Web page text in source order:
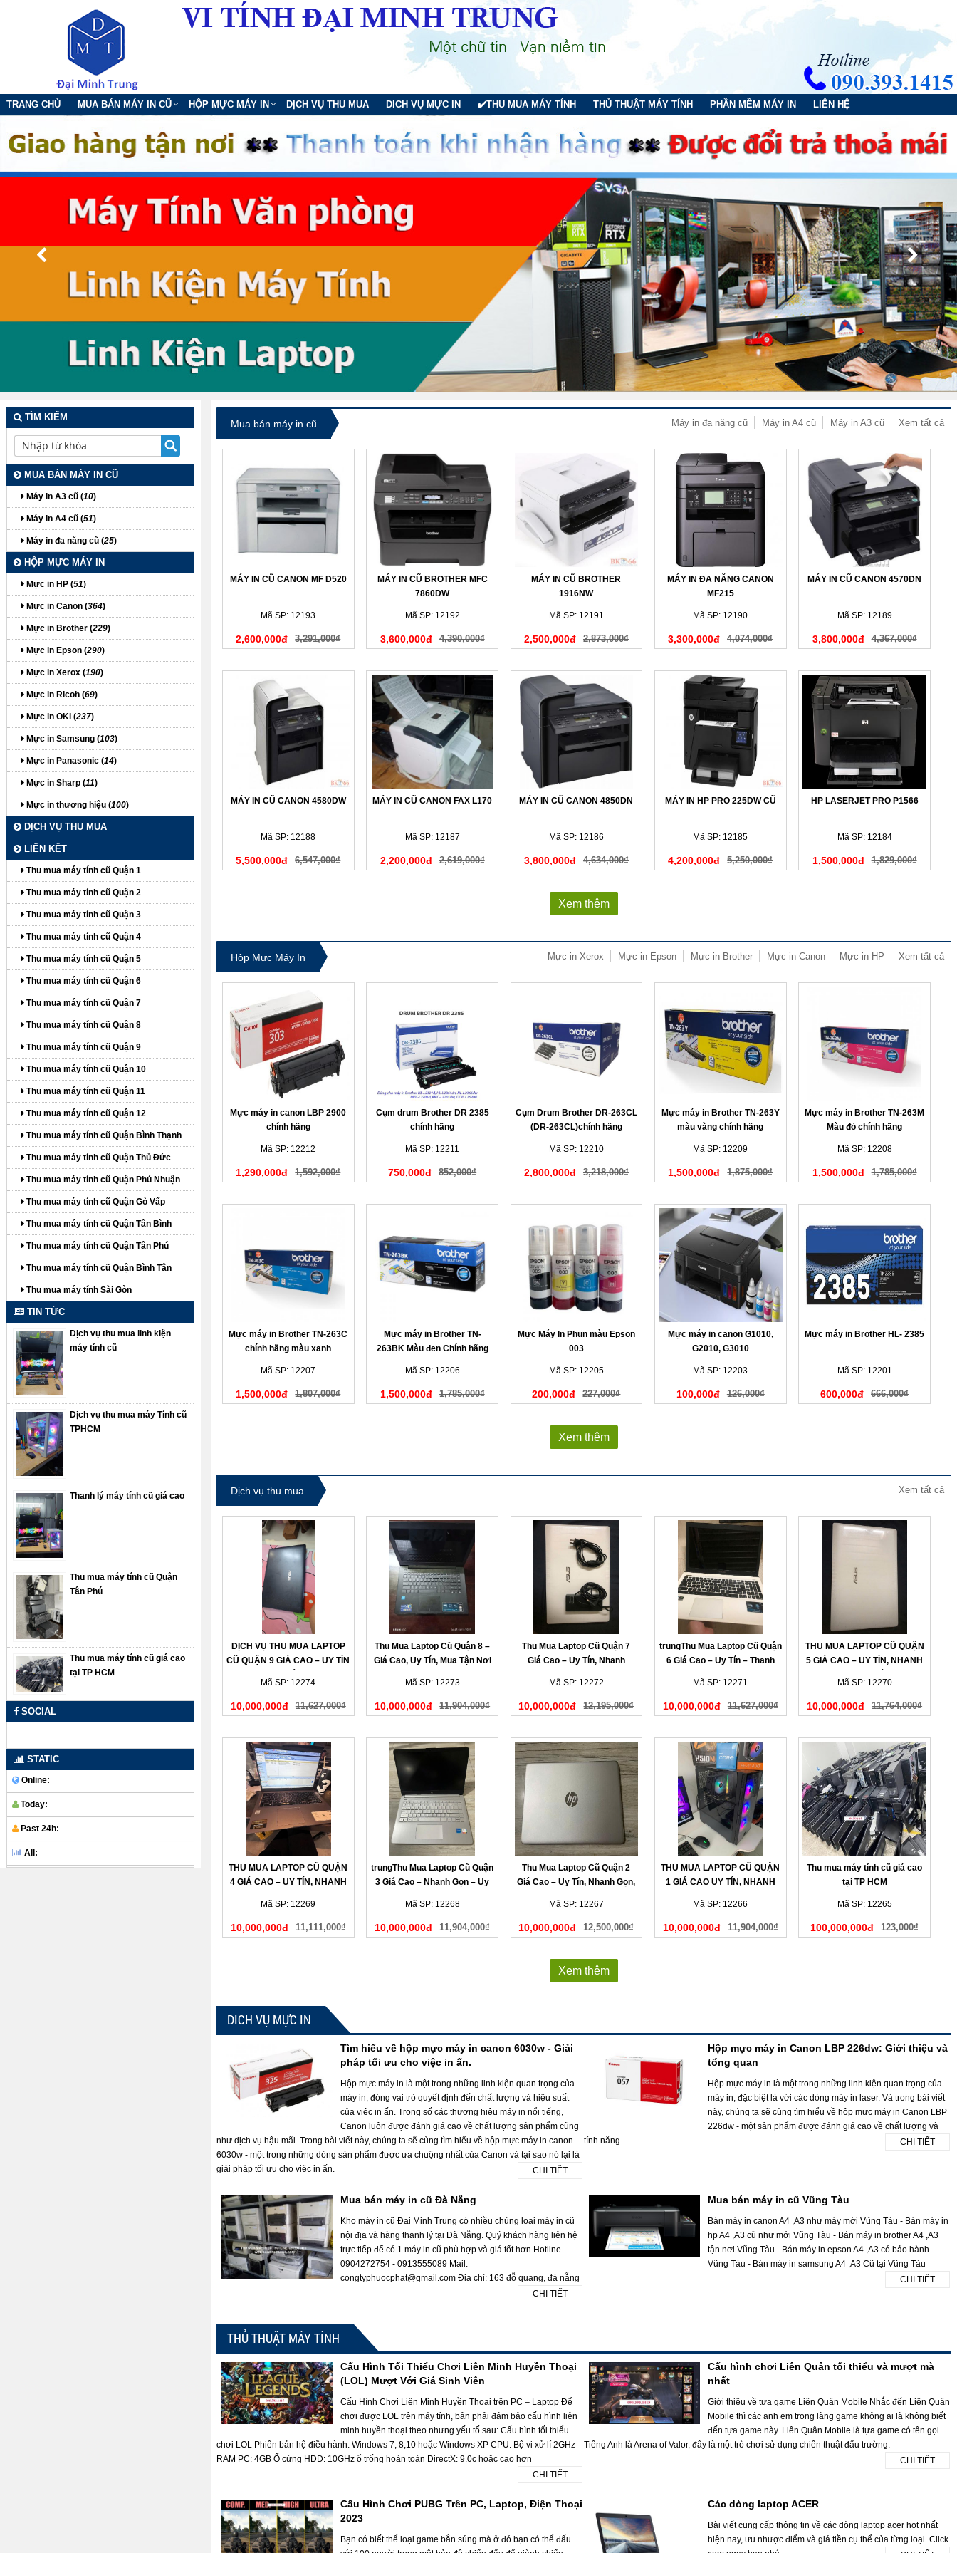
TRANG CHỦ MUA BÁN MÁY IN CŨ HỘP MỰC MÁY IN DỊCH VỤ THU MUA DICH VỤ MỰC IN ✔️THU MUA MÁY TÍNH THỦ THUẬT MÁY TÍNH PHẦN MỀM MÁY IN LIÊN HỆ
Mua bán máy in cũ Xem tất cả
Máy in A3 cũ
Máy in A4 cũ
Máy in đa năng cũ
MÁY IN CŨ CANON MF D520
Mã SP: 12193
2,600,000đ 3,291,000₫
MÁY IN CŨ BROTHER MFC
7860DW
Mã SP: 12192
3,600,000đ 4,390,000₫
MÁY IN CŨ BROTHER
1916NW
Mã SP: 12191
2,500,000đ 2,873,000₫
MÁY IN ĐA NĂNG CANON
MF215
Mã SP: 12190
3,300,000đ 4,074,000₫
MÁY IN CŨ CANON 4570DN
Mã SP: 12189
3,800,000đ 4,367,000₫
MÁY IN CŨ CANON 4580DW
Mã SP: 12188
5,500,000đ 6,547,000₫
MÁY IN CŨ CANON FAX L170
Mã SP: 12187
2,200,000đ 2,619,000₫
MÁY IN CŨ CANON 4850DN
Mã SP: 12186
3,800,000đ 4,634,000₫
MÁY IN HP PRO 225DW CŨ
Mã SP: 12185
4,200,000đ 5,250,000₫
HP LASERJET PRO P1566
Mã SP: 12184
1,500,000đ 1,829,000₫
Xem thêm
Hộp Mực Máy In Xem tất cả
Mực in HP
Mực in Canon
Mực in Brother
Mực in Epson
Mực in Xerox
Mực máy in canon LBP 2900
chính hãng
Mã SP: 12212
1,290,000đ 1,592,000₫
Cụm drum Brother DR 2385
chính hãng
Mã SP: 12211
750,000đ 852,000₫
Cụm Drum Brother DR-263CL
(DR-263CL)chính hãng
Mã SP: 12210
2,800,000đ 3,218,000₫
Mực máy in Brother TN-263Y
màu vàng chính hãng
Mã SP: 12209
1,500,000đ 1,875,000₫
Mực máy in Brother TN-263M
Màu đỏ chính hãng
Mã SP: 12208
1,500,000đ 1,785,000₫
Mực máy in Brother TN-263C
chính hãng màu xanh
Mã SP: 12207
1,500,000đ 1,807,000₫
Mực máy in Brother TN-
263BK Màu đen Chính hãng
Mã SP: 12206
1,500,000đ 1,785,000₫
Mực Máy In Phun màu Epson
003
Mã SP: 12205
200,000đ 227,000₫
Mực máy in canon G1010,
G2010, G3010
Mã SP: 12203
100,000đ 126,000₫
Mực máy in Brother HL- 2385
Mã SP: 12201
600,000đ 666,000₫
Xem thêm
Dịch vụ thu mua Xem tất cả
DỊCH VỤ THU MUA LAPTOP
CŨ QUẬN 9 GIÁ CAO – UY TÍN
Mã SP: 12274
10,000,000đ 11,627,000₫
Thu Mua Laptop Cũ Quận 8 –
Giá Cao, Uy Tín, Mua Tận Nơi
Mã SP: 12273
10,000,000đ 11,904,000₫
Thu Mua Laptop Cũ Quận 7
Giá Cao – Uy Tín, Nhanh
Mã SP: 12272
10,000,000đ 12,195,000₫
trungThu Mua Laptop Cũ Quận
6 Giá Cao – Uy Tín – Thanh
Mã SP: 12271
10,000,000đ 11,627,000₫
THU MUA LAPTOP CŨ QUẬN
5 GIÁ CAO – UY TÍN, NHANH
Mã SP: 12270
10,000,000đ 11,764,000₫
THU MUA LAPTOP CŨ QUẬN
4 GIÁ CAO – UY TÍN, NHANH
TAY
Mã SP: 12269
10,000,000đ 11,111,000₫
trungThu Mua Laptop Cũ Quận
3 Giá Cao – Nhanh Gọn – Uy
Mã SP: 12268
10,000,000đ 11,904,000₫
Thu Mua Laptop Cũ Quận 2
Giá Cao – Uy Tín, Nhanh Gọn,
Mã SP: 12267
10,000,000đ 12,500,000₫
THU MUA LAPTOP CŨ QUẬN
1 GIÁ CAO UY TÍN, NHANH
Mã SP: 12266
10,000,000đ 11,904,000₫
Thu mua máy tính cũ giá cao
tại TP HCM
Mã SP: 12265
100,000,000đ 123,000₫
Xem thêm
DICH VỤ MỰC IN
Tìm hiểu về hộp mực máy in canon 6030w - Giải
pháp tối ưu cho việc in ấn.
Hộp mực máy in là một trong những linh kiện quan trọng của
máy in, đóng vai trò quyết định đến chất lượng và hiệu suất
của việc in ấn. Trong số các thương hiệu máy in nổi tiếng,
Canon luôn được đánh giá cao về chất lượng sản phẩm cũng
như dịch vụ hậu mãi. Trong bài viết này, chúng ta sẽ cùng tìm hiểu về hộp mực máy in canon
6030w - một trong những dòng sản phẩm được ưa chuộng nhất của Canon và tại sao nó lại là
giải pháp tối ưu cho việc in ấn.
CHI TIẾT
Hộp mực máy in Canon LBP 226dw: Giới thiệu và
tổng quan
Hộp mực máy in là một trong những linh kiện quan trọng của
máy in, đặc biệt là với các dòng máy in laser. Và trong bài viết
này, chúng ta sẽ cùng tìm hiểu về hộp mực máy in Canon LBP
226dw - một sản phẩm được đánh giá cao về chất lượng và
tính năng.
CHI TIẾT
Mua bán máy in cũ Đà Nẵng
Kho máy in cũ Đại Minh Trung có nhiều chủng loại máy in cũ
nội địa và hàng thanh lý tại Đà Nẵng. Quý khách hàng liên hệ
trực tiếp để có 1 máy in cũ phù hợp và giá tốt hơn Hotline
0904272754 - 0913555089 Mail:
congtyphuocphat@gmail.com Địa chỉ: 163 đỗ quang, đà nẵng
CHI TIẾT
Mua bán máy in cũ Vũng Tàu
Bán máy in canon A4 ,A3 như máy mới Vũng Tàu - Bán máy in
hp A4 ,A3 cũ như mới Vũng Tàu - Bán máy in brother A4 ,A3
tận nơi Vũng Tàu - Bán máy in epson A4 ,A3 có bảo hành
Vũng Tàu - Bán máy in samsung A4 ,A3 Cũ tại Vũng Tàu
CHI TIẾT
THỦ THUẬT MÁY TÍNH
Cấu Hình Tối Thiểu Chơi Liên Minh Huyền Thoại
(LOL) Mượt Với Giá Sinh Viên
Cấu Hình Chơi Liên Minh Huyền Thoại trên PC – Laptop Để
chơi được LOL trên máy tính, bản phải đảm bảo cấu hình liên
minh huyền thoại theo nhưng yếu tố sau: Cấu hình tối thiểu
chơi LOL Phiên bản hệ điều hành: Windows 7, 8,10 hoặc Windows XP CPU: Bộ vi xử lí 2GHz
RAM PC: 4GB Ổ cứng HDD: 10GHz ổ trống hoàn toàn DirectX: 9.0c hoặc cao hơn
CHI TIẾT
Cấu hình chơi Liên Quân tối thiểu và mượt mà
nhất
Giới thiệu về tựa game Liên Quân Mobile Nhắc đến Liên Quân
Mobile thì các anh em trong làng game không ai là không biết
đến tựa game này. Liên Quân Mobile là tựa game có tên gọi
Tiếng Anh là Arena of Valor, đây là một trò chơi sử dụng chiến thuật đấu trường.
CHI TIẾT
Cấu Hình Chơi PUBG Trên PC, Laptop, Điện Thoại
2023
Bạn có biết thể loại game bắn súng mà ở đó bạn có thể đấu
Các dòng laptop ACER
Bài viết cung cấp thông tin về các dòng laptop acer hot nhất
hiện nay, ưu nhược điểm và giá tiền cụ thể của từng loại. Click
TÌM KIẾM
MUA BÁN MÁY IN CŨ
Máy in A3 cũ (10)
Máy in A4 cũ (51)
Máy in đa năng cũ (25)
HỘP MỰC MÁY IN
Mực in HP (51)
Mực in Canon (364)
Mực in Brother (229)
Mực in Epson (290)
Mực in Xerox (190)
Mực in Ricoh (69)
Mực in OKi (237)
Mực in Samsung (103)
Mực in Panasonic (14)
Mực in Sharp (11)
Mực in thương hiệu (100)
DỊCH VỤ THU MUA
LIÊN KẾT
Thu mua máy tính cũ Quận 1
Thu mua máy tính cũ Quận 2
Thu mua máy tính cũ Quận 3
Thu mua máy tính cũ Quận 4
Thu mua máy tính cũ Quận 5
Thu mua máy tính cũ Quận 6
Thu mua máy tính cũ Quận 7
Thu mua máy tính cũ Quận 8
Thu mua máy tính cũ Quận 9
Thu mua máy tính cũ Quận 10
Thu mua máy tính cũ Quận 11
Thu mua máy tính cũ Quận 12
Thu mua máy tính cũ Quận Bình Thạnh
Thu mua máy tính cũ Quận Thủ Đức
Thu mua máy tính cũ Quận Phú Nhuận
Thu mua máy tính cũ Quận Gò Vấp
Thu mua máy tính cũ Quận Tân Bình
Thu mua máy tính cũ Quận Tân Phú
Thu mua máy tính cũ Quận Bình Tân
Thu mua máy tính Sài Gòn
TIN TỨC
Dịch vụ thu mua linh kiện
máy tính cũ
Dịch vụ thu mua máy Tính cũ
TPHCM
Thanh lý máy tính cũ giá cao
Thu mua máy tính cũ Quận
Tân Phú
Thu mua máy tính cũ giá cao
tại TP HCM
SOCIAL
STATIC
Online:
Today:
Past 24h:
All: